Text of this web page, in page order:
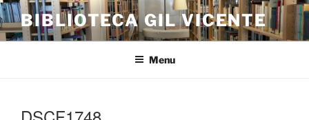
Saltar
para
o
BIBLIOTECA GIL VICENTE
Menu